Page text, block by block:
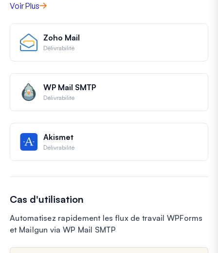
Voir Plus
Zoho Mail
Délivrabilité
WP Mail SMTP
Délivrabilité
Akismet
Délivrabilité
Cas d'utilisation
Automatisez rapidement les flux de travail WPForms
et Mailgun via WP Mail SMTP